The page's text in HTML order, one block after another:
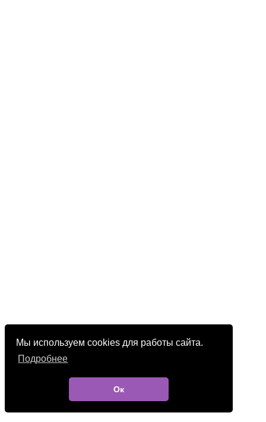
Мы используем cookies для работы сайта.
Подробнее
Ок